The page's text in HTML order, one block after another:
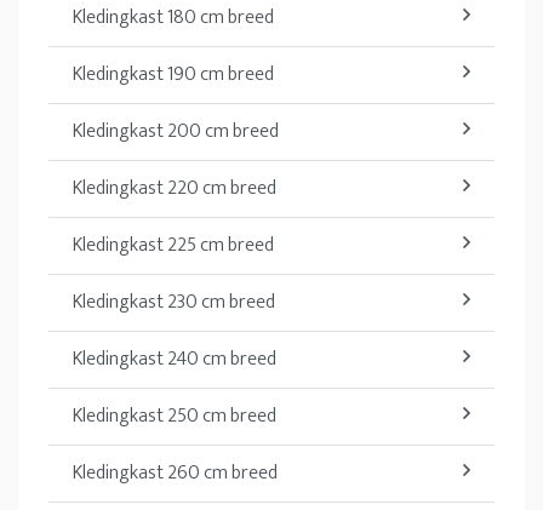
Kledingkast 180 cm breed
Kledingkast 190 cm breed
Kledingkast 200 cm breed
Kledingkast 220 cm breed
Kledingkast 225 cm breed
Kledingkast 230 cm breed
Kledingkast 240 cm breed
Kledingkast 250 cm breed
Kledingkast 260 cm breed